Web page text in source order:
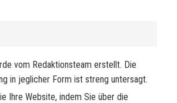
vom Redaktionsteam erstellt. Die
in jeglicher Form ist streng untersagt.
Ihre Website, indem Sie über die